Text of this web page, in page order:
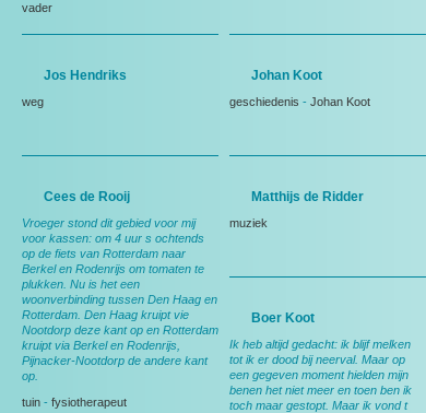
vader
Jos Hendriks
weg
Johan Koot
geschiedenis - Johan Koot
Cees de Rooij
Vroeger stond dit gebied voor mij
voor kassen: om 4 uur s ochtends
op de fiets van Rotterdam naar
Berkel en Rodenrijs om tomaten te
plukken. Nu is het een
woonverbinding tussen Den Haag en
Rotterdam. Den Haag kruipt vie
Nootdorp deze kant op en Rotterdam
kruipt via Berkel en Rodenrijs,
Pijnacker-Nootdorp de andere kant
op.
tuin - fysiotherapeut
Matthijs de Ridder
muziek
Boer Koot
Ik heb altijd gedacht: ik blijf melken
tot ik er dood bij neerval. Maar op
een gegeven moment hielden mijn
benen het niet meer en toen ben ik
toch maar gestopt. Maar ik vond t